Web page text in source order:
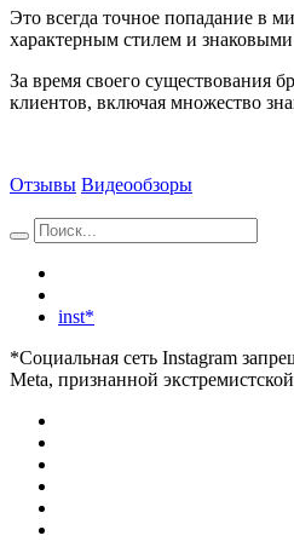
Это всегда точное попадание в
характерным стилем и
За время своего существования
клиентов, включая множество
Отзывы Видеообзоры
inst*
*Социальная сеть Instagram
Meta, признанной